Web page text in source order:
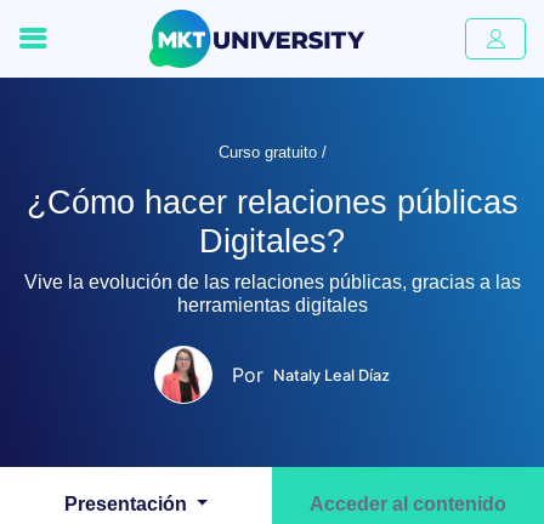
Curso gratuito /
¿Cómo hacer relaciones públicas
Digitales?
Vive la evolución de las relaciones públicas, gracias a las
herramientas digitales
Por Nataly Leal Díaz
Presentación Acceder al contenido